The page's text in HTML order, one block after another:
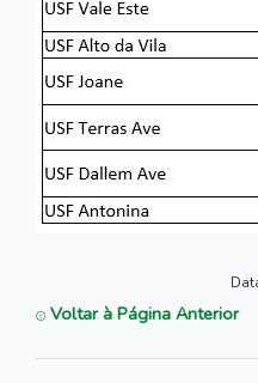
Voltar à Página Anterior